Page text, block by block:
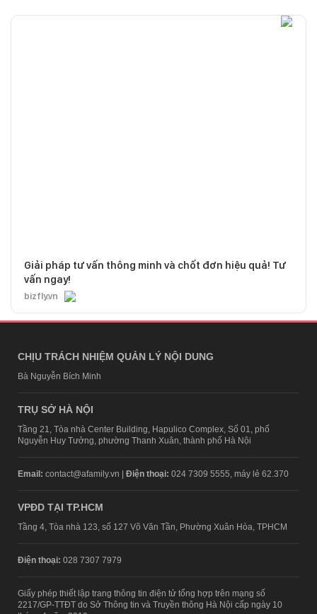
Giải pháp tư vấn thông minh và chốt đơn hiệu quả! Tư
vấn ngay!
bizfly.vn
CHỊU TRÁCH NHIỆM QUẢN LÝ NỘI DUNG
Bà Nguyễn Bích Minh
TRỤ SỞ HÀ NỘI
Tầng 21, Tòa nhà Center Building, Hapulico Complex, Số 01, phố
Nguyễn Huy Tưởng, phường Thanh Xuân, thành phố Hà Nội
Email: contact@afamily.vn | Điện thoại: 024 7309 5555, máy lẻ 62.370
VPĐD TẠI TP.HCM
Tầng 4, Tòa nhà 123, số 127 Võ Văn Tần, Phường Xuân Hòa, TPHCM
Điện thoại: 028 7307 7979
Giấy phép thiết lập trang thông tin điện tử tổng hợp trên mạng số
2217/GP-TTĐT do Sở Thông tin và Truyền thông Hà Nội cấp ngày 10